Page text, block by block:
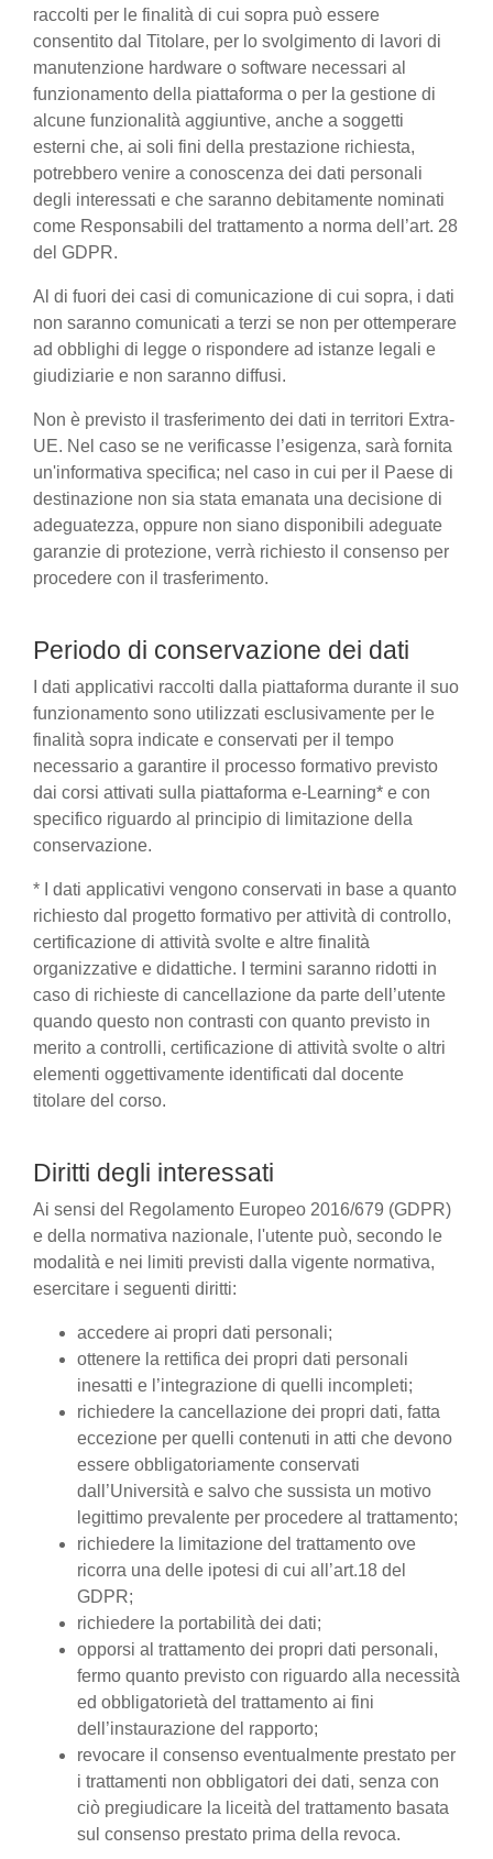
raccolti per le finalità di cui sopra può essere
consentito dal Titolare, per lo svolgimento di lavori di
manutenzione hardware o software necessari al
funzionamento della piattaforma o per la gestione di
alcune funzionalità aggiuntive, anche a soggetti
esterni che, ai soli fini della prestazione richiesta,
potrebbero venire a conoscenza dei dati personali
degli interessati e che saranno debitamente nominati
come Responsabili del trattamento a norma dell’art. 28
del GDPR.
Al di fuori dei casi di comunicazione di cui sopra, i dati
non saranno comunicati a terzi se non per ottemperare
ad obblighi di legge o rispondere ad istanze legali e
giudiziarie e non saranno diffusi.
Non è previsto il trasferimento dei dati in territori Extra-
UE. Nel caso se ne verificasse l’esigenza, sarà fornita
un'informativa specifica; nel caso in cui per il Paese di
destinazione non sia stata emanata una decisione di
adeguatezza, oppure non siano disponibili adeguate
garanzie di protezione, verrà richiesto il consenso per
procedere con il trasferimento.
Periodo di conservazione dei dati
I dati applicativi raccolti dalla piattaforma durante il suo
funzionamento sono utilizzati esclusivamente per le
finalità sopra indicate e conservati per il tempo
necessario a garantire il processo formativo previsto
dai corsi attivati sulla piattaforma e-Learning* e con
specifico riguardo al principio di limitazione della
conservazione.
* I dati applicativi vengono conservati in base a quanto
richiesto dal progetto formativo per attività di controllo,
certificazione di attività svolte e altre finalità
organizzative e didattiche. I termini saranno ridotti in
caso di richieste di cancellazione da parte dell’utente
quando questo non contrasti con quanto previsto in
merito a controlli, certificazione di attività svolte o altri
elementi oggettivamente identificati dal docente
titolare del corso.
Diritti degli interessati
Ai sensi del Regolamento Europeo 2016/679 (GDPR)
e della normativa nazionale, l'utente può, secondo le
modalità e nei limiti previsti dalla vigente normativa,
esercitare i seguenti diritti:
accedere ai propri dati personali;
ottenere la rettifica dei propri dati personali
inesatti e l’integrazione di quelli incompleti;
richiedere la cancellazione dei propri dati, fatta
eccezione per quelli contenuti in atti che devono
essere obbligatoriamente conservati
dall’Università e salvo che sussista un motivo
legittimo prevalente per procedere al trattamento;
richiedere la limitazione del trattamento ove
ricorra una delle ipotesi di cui all’art.18 del
GDPR;
richiedere la portabilità dei dati;
opporsi al trattamento dei propri dati personali,
fermo quanto previsto con riguardo alla necessità
ed obbligatorietà del trattamento ai fini
dell’instaurazione del rapporto;
revocare il consenso eventualmente prestato per
i trattamenti non obbligatori dei dati, senza con
ciò pregiudicare la liceità del trattamento basata
sul consenso prestato prima della revoca.